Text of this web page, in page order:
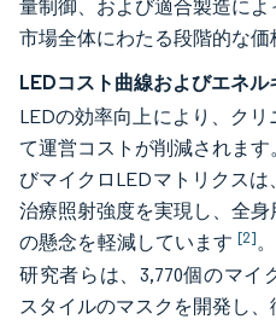
量制御、および適合製造に
市場全体にわたる段階的な価
LEDコスト曲線およびエネ
LEDの効率向上により、ク
て運営コストが削減されま
びマイクロLEDマトリクス
治療照射強度を実現し、全
の懸念を軽減しています [2]
研究者らは、3,770個のマイ
スタイルのマスクを開発し